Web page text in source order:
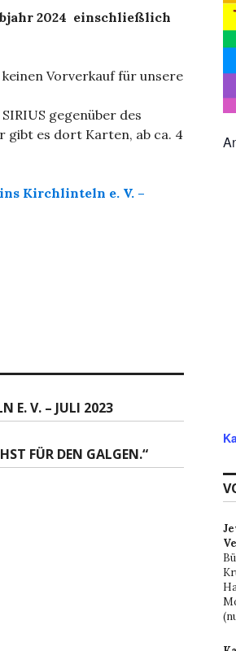
2024 einschließlich
Vorverkauf für unsere
gegenüber des
gibt es dort Karten, ab ca. 4
Kirchlinteln e. V. –
E. V. – JULI 2023
FÜR DEN GALGEN.“